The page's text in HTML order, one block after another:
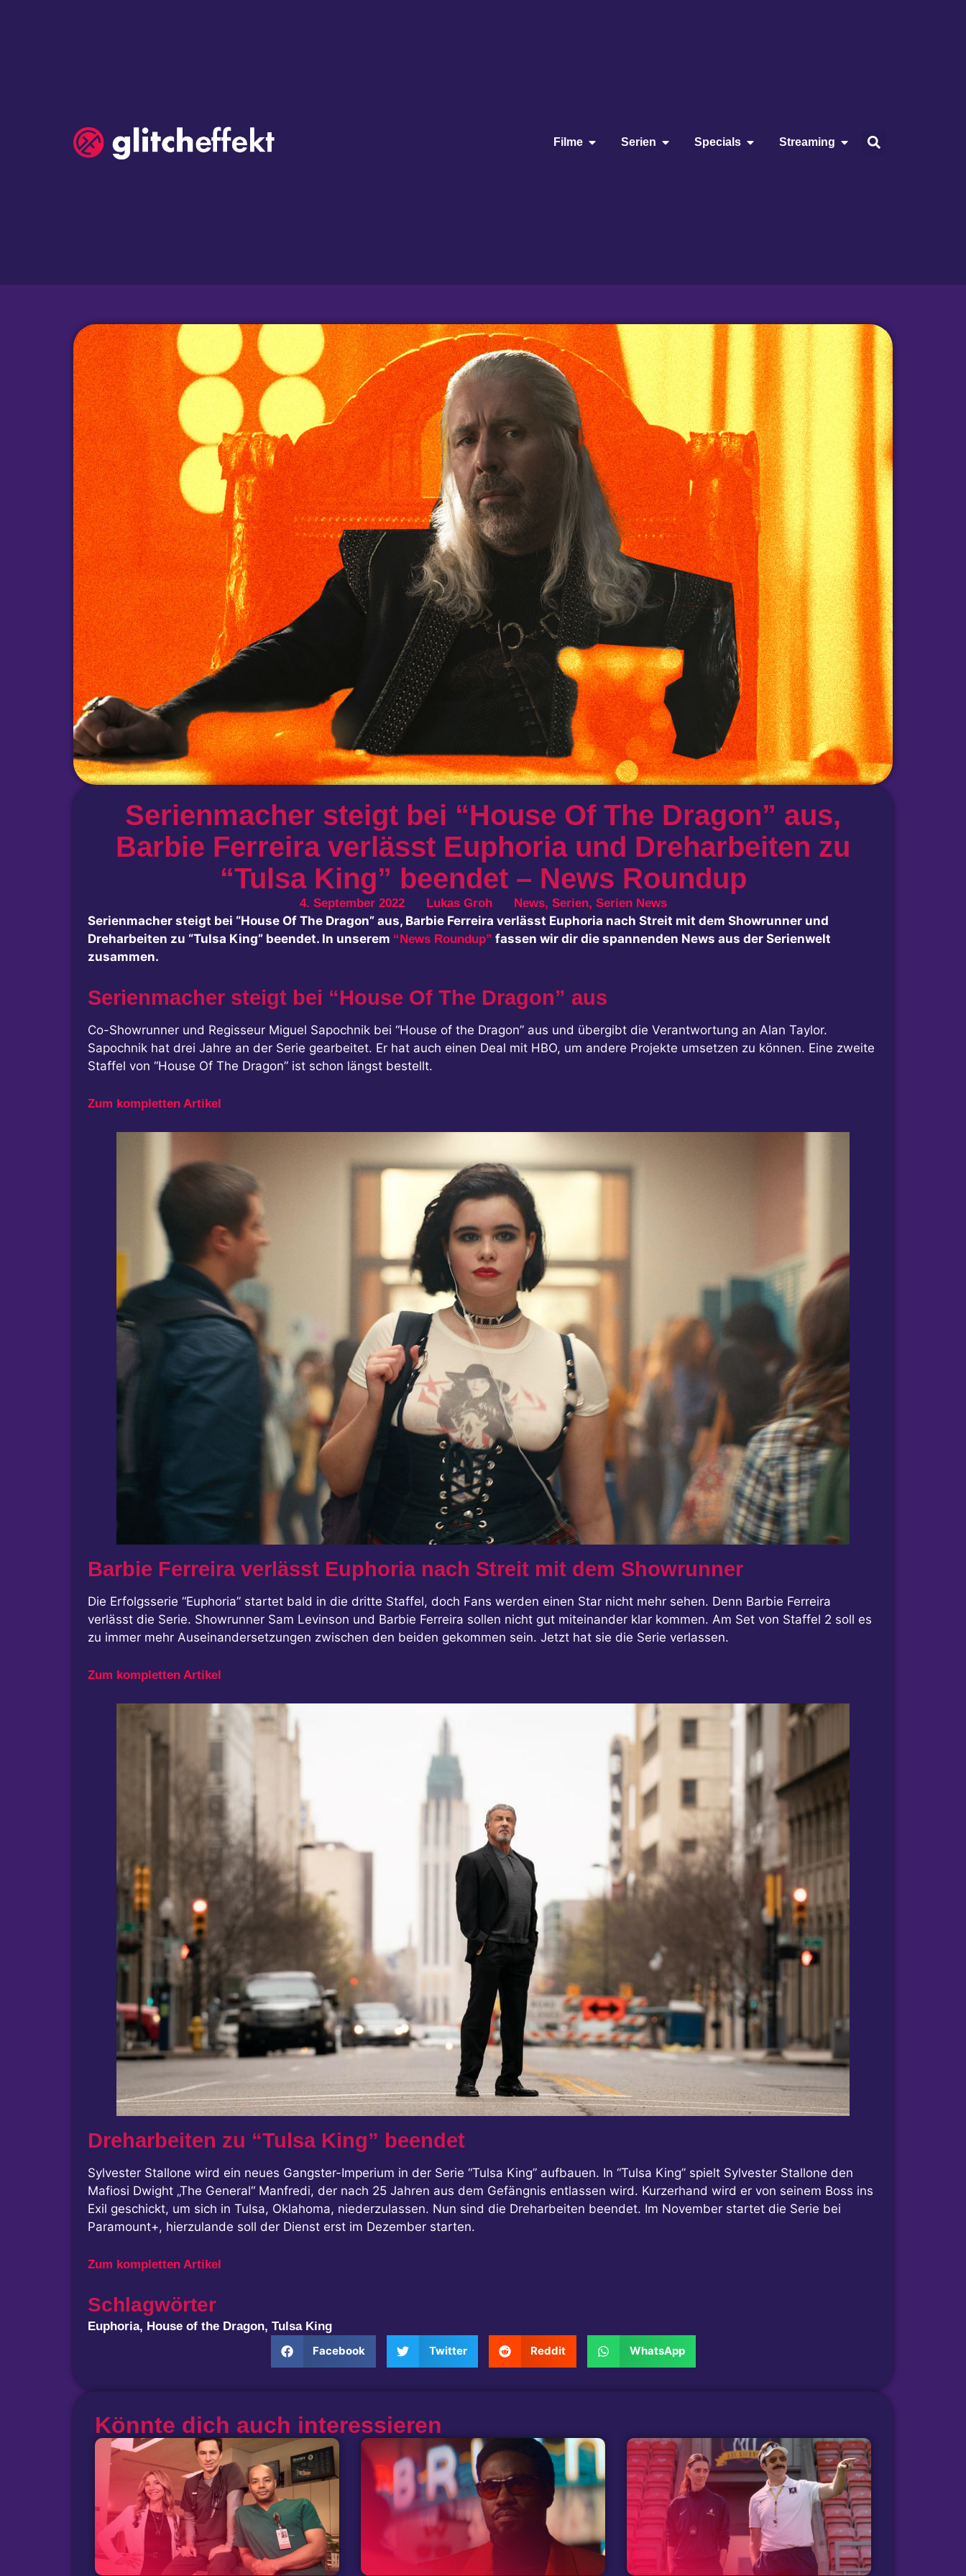
Filme Serien Specials Streaming
Serienmacher steigt bei “House Of The Dragon” aus,
Barbie Ferreira verlässt Euphoria und Dreharbeiten zu
“Tulsa King” beendet – News Roundup
4. September 2022 Lukas Groh News, Serien, Serien News
Serienmacher steigt bei “House Of The Dragon” aus, Barbie Ferreira verlässt Euphoria nach Streit mit dem Showrunner und
Dreharbeiten zu “Tulsa King” beendet. In unserem “News Roundup” fassen wir dir die spannenden News aus der Serienwelt
zusammen.
Serienmacher steigt bei “House Of The Dragon” aus
Co-Showrunner und Regisseur Miguel Sapochnik bei “House of the Dragon” aus und übergibt die Verantwortung an Alan Taylor.
Sapochnik hat drei Jahre an der Serie gearbeitet. Er hat auch einen Deal mit HBO, um andere Projekte umsetzen zu können. Eine zweite
Staffel von “House Of The Dragon” ist schon längst bestellt.
Zum kompletten Artikel
Barbie Ferreira verlässt Euphoria nach Streit mit dem Showrunner
Die Erfolgsserie “Euphoria” startet bald in die dritte Staffel, doch Fans werden einen Star nicht mehr sehen. Denn Barbie Ferreira
verlässt die Serie. Showrunner Sam Levinson und Barbie Ferreira sollen nicht gut miteinander klar kommen. Am Set von Staffel 2 soll es
zu immer mehr Auseinandersetzungen zwischen den beiden gekommen sein. Jetzt hat sie die Serie verlassen.
Zum kompletten Artikel
Dreharbeiten zu “Tulsa King” beendet
Sylvester Stallone wird ein neues Gangster-Imperium in der Serie “Tulsa King” aufbauen. In “Tulsa King” spielt Sylvester Stallone den
Mafiosi Dwight „The General“ Manfredi, der nach 25 Jahren aus dem Gefängnis entlassen wird. Kurzerhand wird er von seinem Boss ins
Exil geschickt, um sich in Tulsa, Oklahoma, niederzulassen. Nun sind die Dreharbeiten beendet. Im November startet die Serie bei
Paramount+, hierzulande soll der Dienst erst im Dezember starten.
Zum kompletten Artikel
Schlagwörter
Euphoria, House of the Dragon, Tulsa King
Facebook
Twitter Reddit WhatsApp
Könnte dich auch interessieren